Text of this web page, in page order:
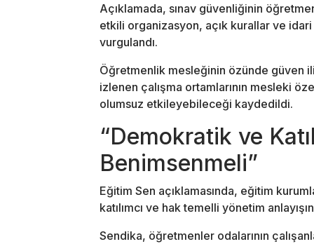
Açıklamada, sınav güvenliğinin
etkili organizasyon, açık kurallar ve
vurgulandı.
Öğretmenlik mesleğinin özünde güven
izlenen çalışma ortamlarının mesleki
olumsuz etkileyebileceği kaydedildi.
“Demokratik ve
Benimsenmeli”
Eğitim Sen açıklamasında, eğitim
katılımcı ve hak temelli yönetim
Sendika, öğretmenler odalarının